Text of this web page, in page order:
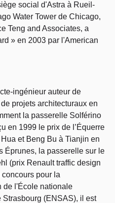
social d'Astra à Rueil-
Water Tower de Chicago,
Teng and Associates, a
» en 2003 par l'American
ingénieur auteur de
projets architecturaux en
la passerelle Solférino
en 1999 le prix de l’Équerre
et Beng Bu à Tianjin en
Éprunes, la passerelle sur le
(prix Renault traffic design
pour la
de l'École nationale
(ENSAS), il est